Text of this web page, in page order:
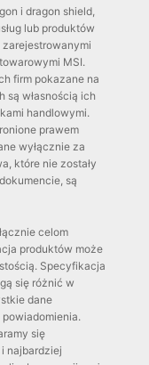
i dragon shield,
lub produktów
MSI.
firm pokazane na
są własnością ich
handlowymi.
prawem
wyłącznie za
które nie zostały
są
celom
produktów może
Specyfikacja
się różnić w
dane
się
najbardziej